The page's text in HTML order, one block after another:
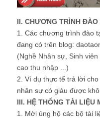
II. CHƯƠNG TRÌNH ĐÀO
1. Các chương trình đào
đang có trên blog:
(Nghề Nhân sự, Sinh
cao thu nhập ...)
2. Ví dụ thực tế trả lời cho
nhân sự có giàu được
III. HỆ THỐNG TÀI LIỆU
1. Mời ủng hộ các bộ tài